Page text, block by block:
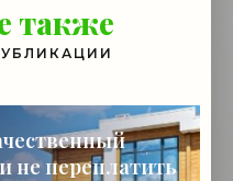
также
не переплатить